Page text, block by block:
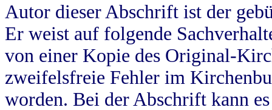
Autor dieser Abschrift ist der
Er weist auf folgende
von einer Kopie des Original-
zweifelsfreie Fehler im
worden. Bei der Abschrift kann